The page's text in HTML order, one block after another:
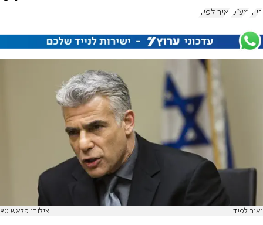
דיור מע"מ יאיר לפיד
יאיר לפיד צילום: פלאש 90